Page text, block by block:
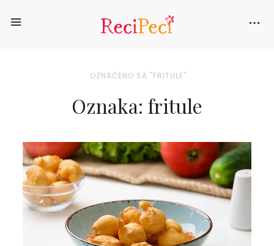
OZNAČENO SA "FRITULE"
Oznaka: fritule